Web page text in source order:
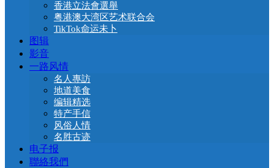
香港立法會選舉
粤港澳大湾区艺术联合会
TikTok命运未卜
图辑
影音
一路风情
名人專訪
地道美食
编辑精选
特产手信
风俗人情
名胜古迹
电子报
聯絡我們